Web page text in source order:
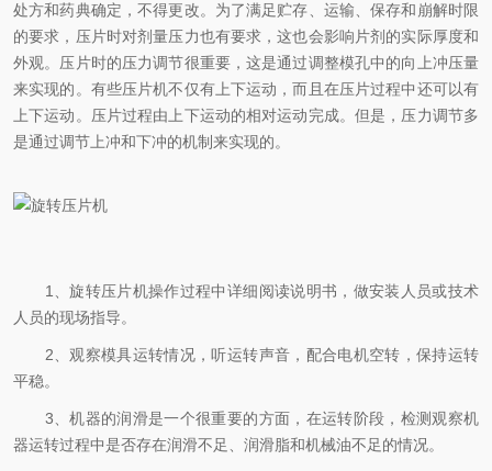
处方和药典确定，不得更改。为了满足贮存、运输、保存和崩解时限
的要求，压片时对剂量压力也有要求，这也会影响片剂的实际厚度和
外观。压片时的压力调节很重要，这是通过调整模孔中的向上冲压量
来实现的。有些压片机不仅有上下运动，而且在压片过程中还可以有
上下运动。压片过程由上下运动的相对运动完成。但是，压力调节多
是通过调节上冲和下冲的机制来实现的。
1、旋转压片机操作过程中详细阅读说明书，做安装人员或技术
人员的现场指导。
2、观察模具运转情况，听运转声音，配合电机空转，保持运转
平稳。
3、机器的润滑是一个很重要的方面，在运转阶段，检测观察机
器运转过程中是否存在润滑不足、润滑脂和机械油不足的情况。